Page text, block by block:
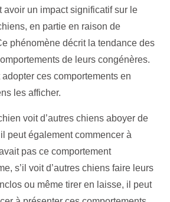
avoir un impact significatif sur le
en partie en raison de
phénomène décrit la tendance des
de leurs congénères.
ces comportements en
les afficher.
voit d’autres chiens aboyer de
peut également commencer à
pas ce comportement
s’il voit d’autres chiens faire leurs
ou même tirer en laisse, il peut